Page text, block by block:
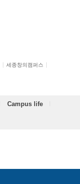
세종창의캠퍼스
Campus life